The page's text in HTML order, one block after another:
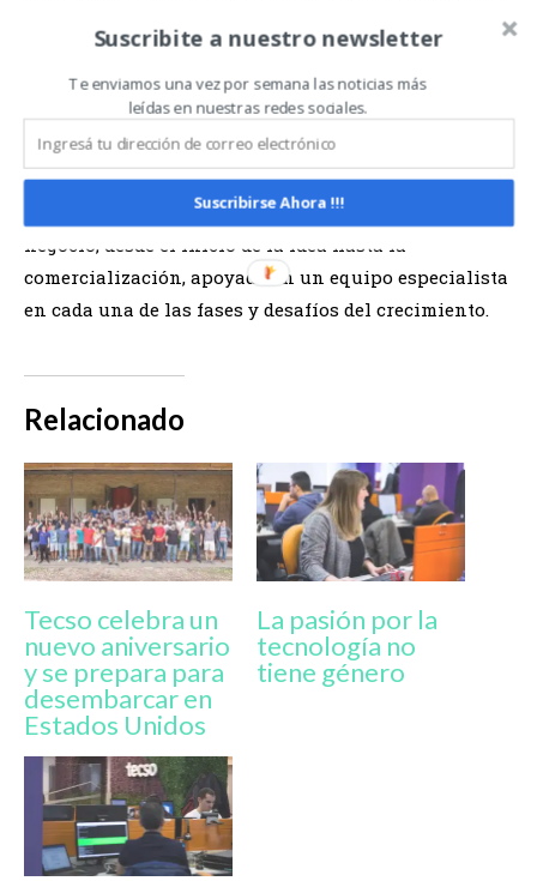
Juntos, pueden abordar todos sus retos relacionados
con la seguridad y el cumplimiento, la creación de
equipos, la disponibilidad y la escalabilidad, la
arquitectura y la consecución del “time-to-market”,
pudiendo de esta manera, llevar adelante cualquier
negocio, desde el inicio de la idea hasta la
comercialización, apoyado en un equipo especialista
en cada una de las fases y desafíos del crecimiento.
Relacionado
Tecso celebra un
nuevo aniversario
y se prepara para
desembarcar en
Estados Unidos
La pasión por la
tecnología no
tiene género
Suscribite a nuestro newsletter
Te enviamos una vez por semana las noticias más
leídas en nuestras redes sociales.
Suscribirse Ahora !!!